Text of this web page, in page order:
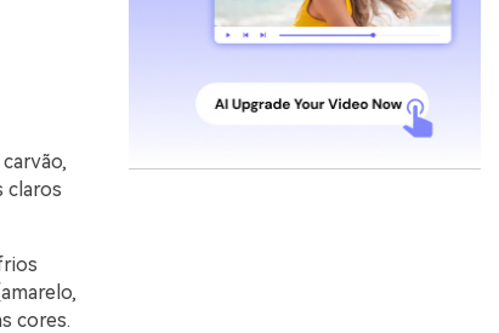
claros
cores.